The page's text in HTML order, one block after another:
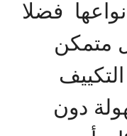
فضلا
متمكن
دون